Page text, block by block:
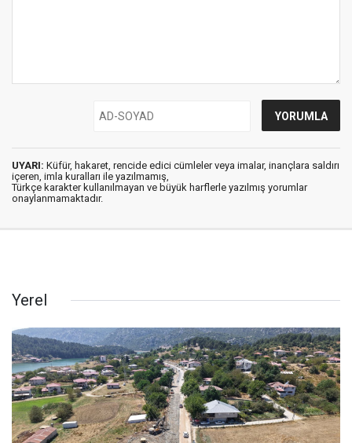
UYARI: Küfür, hakaret, rencide edici cümleler veya imalar, inançlara saldırı
içeren, imla kuralları ile yazılmamış,
Türkçe karakter kullanılmayan ve büyük harflerle yazılmış yorumlar
onaylanmamaktadır.
Yerel